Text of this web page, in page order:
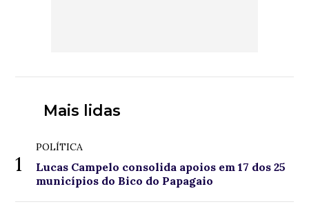
Mais lidas
1
POLÍTICA
Lucas Campelo consolida apoios em 17 dos 25
municípios do Bico do Papagaio